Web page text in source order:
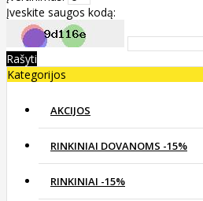
Įveskite saugos kodą:
Rašyti
Kategorijos
AKCIJOS
RINKINIAI DOVANOMS -15%
RINKINIAI -15%